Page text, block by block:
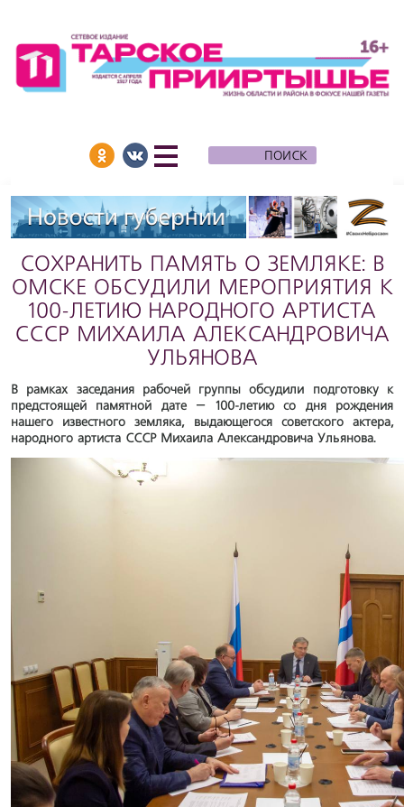
СОХРАНИТЬ ПАМЯТЬ О ЗЕМЛЯКЕ: В
ОМСКЕ ОБСУДИЛИ МЕРОПРИЯТИЯ К
100-ЛЕТИЮ НАРОДНОГО АРТИСТА
СССР МИХАИЛА АЛЕКСАНДРОВИЧА
УЛЬЯНОВА
В рамках заседания рабочей группы обсудили подготовку к
предстоящей памятной дате – 100-летию со дня рождения
нашего известного земляка, выдающегося советского актера,
народного артиста СССР Михаила Александровича Ульянова.